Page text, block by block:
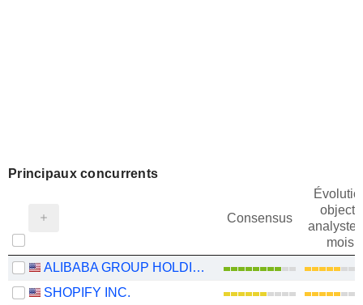
Principaux concurrents
Consensus
objectif
mois
ALIBABA GROUP HOLDING LIMITED
SHOPIFY INC.